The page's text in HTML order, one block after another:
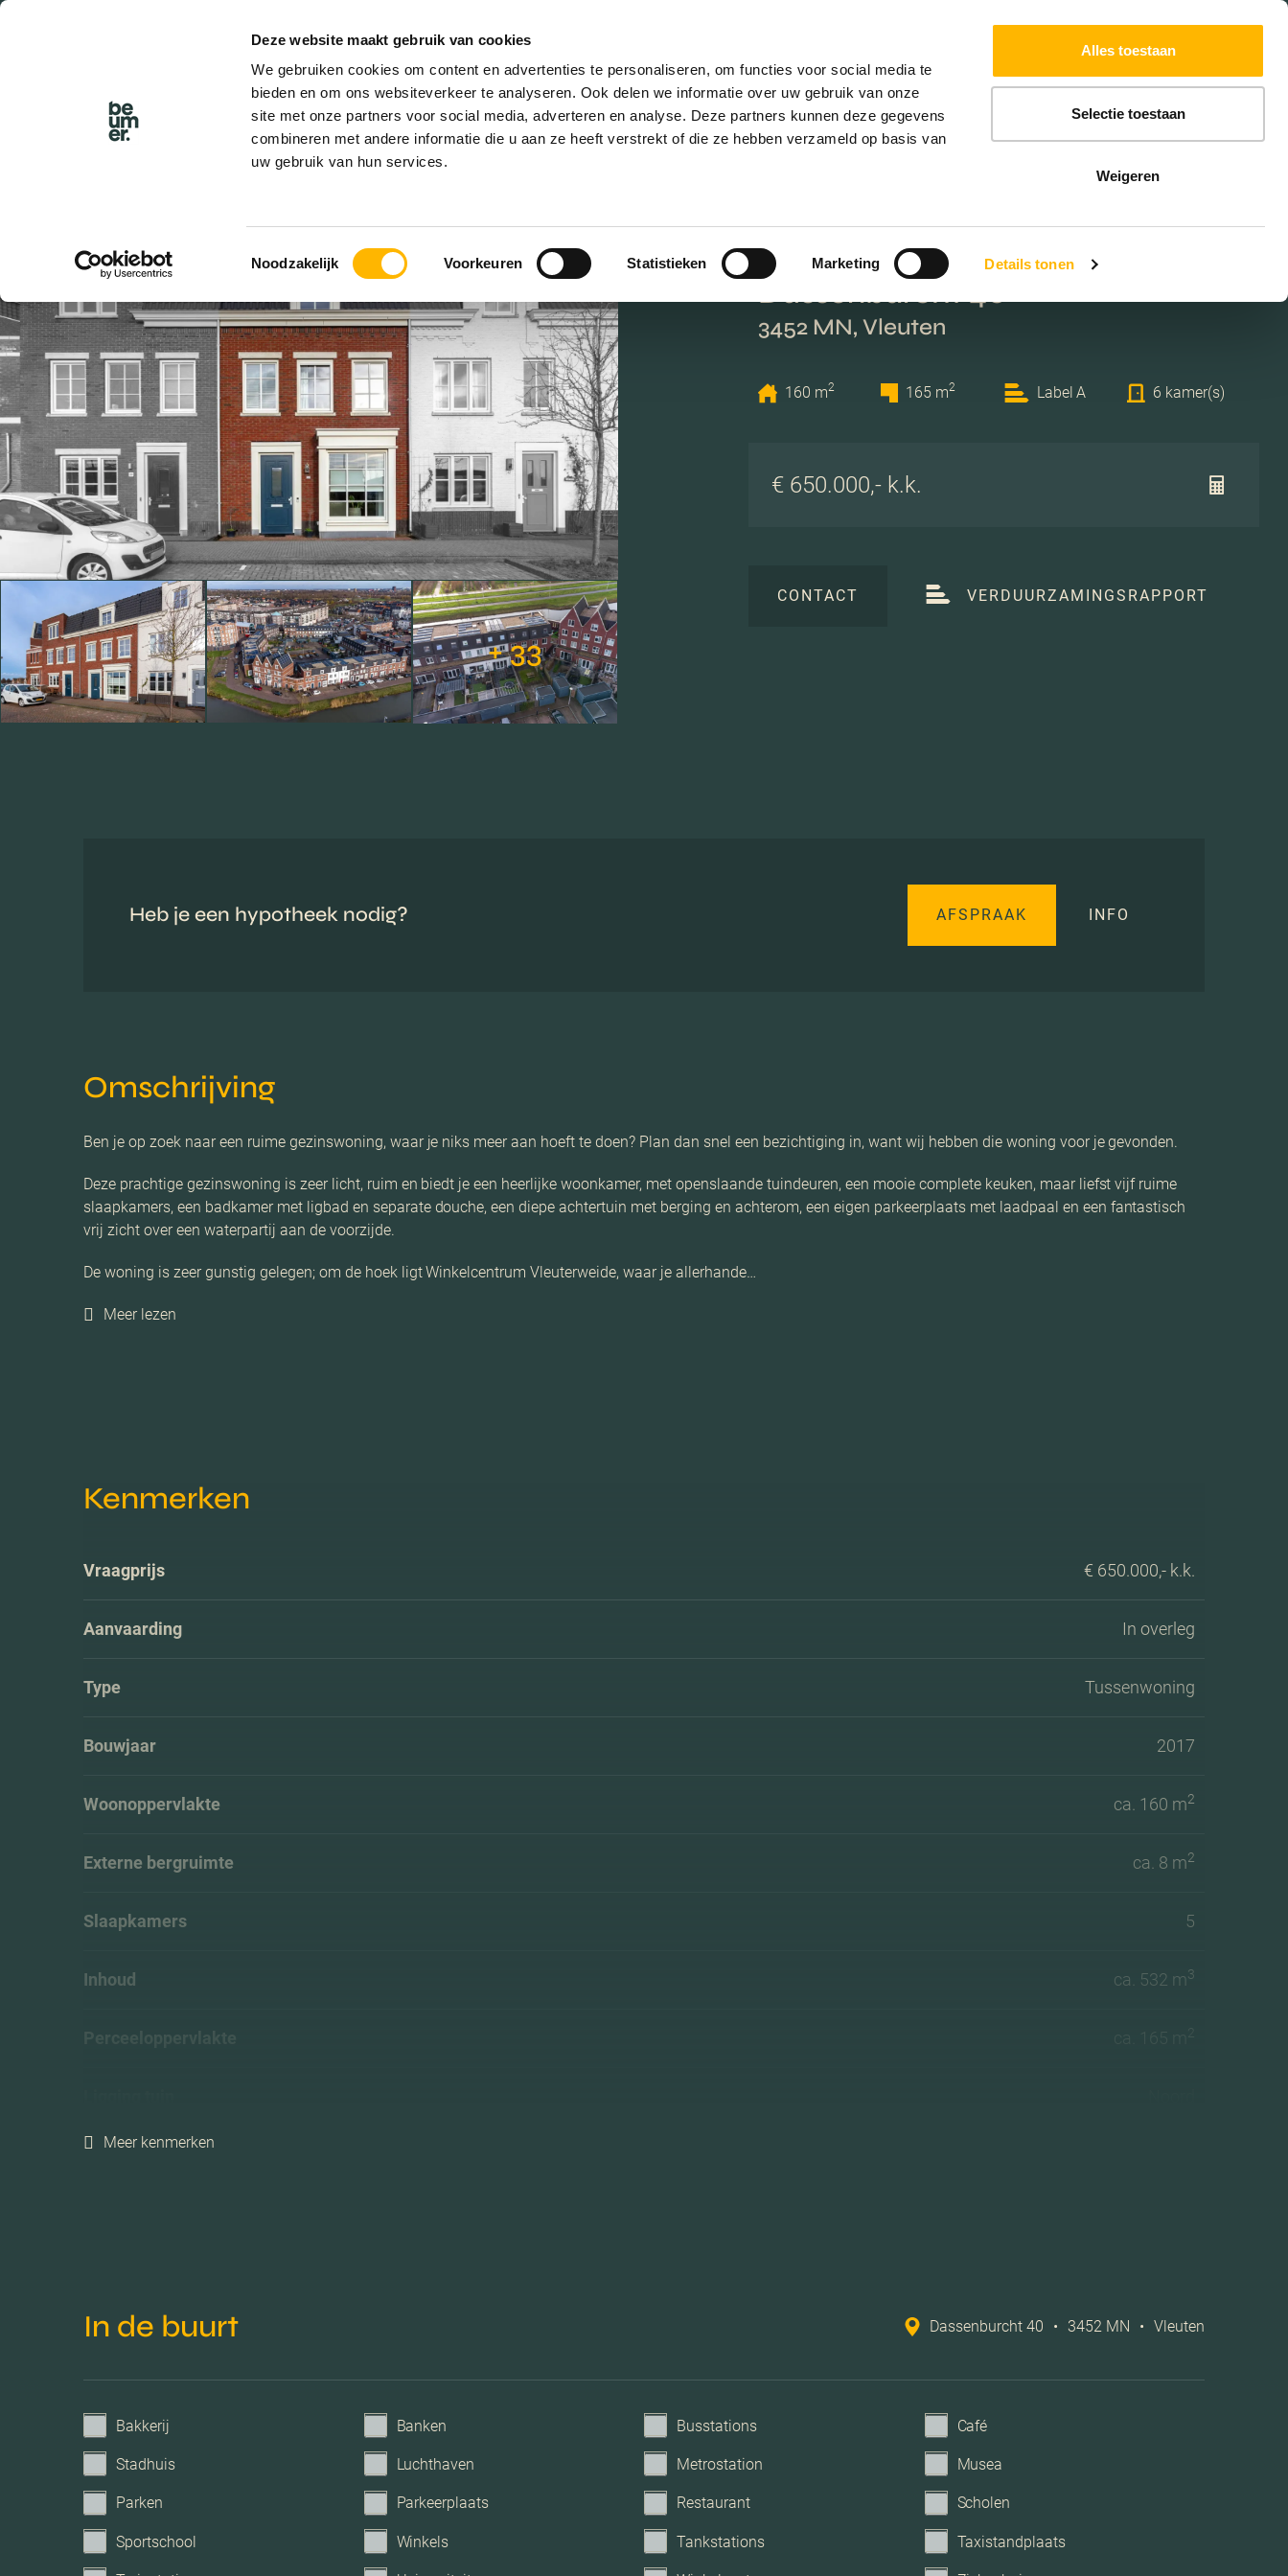
Deze website maakt gebruik van cookies
We gebruiken cookies om content en advertenties te personaliseren, om functies voor social media te
bieden en om ons websiteverkeer te analyseren. Ook delen we informatie over uw gebruik van onze
site met onze partners voor social media, adverteren en analyse. Deze partners kunnen deze gegevens
combineren met andere informatie die u aan ze heeft verstrekt of die ze hebben verzameld op basis van
uw gebruik van hun services.
Toestemmingsselectie
Noodzakelijk Voorkeuren Statistieken Marketing Details tonen
Alles toestaan
Selectie toestaan
Weigeren
EXTRA DIENSTEN
+ 33
Dassenburcht 40
3452 MN, Vleuten
160 m2 165 m2 Label A 6 kamer(s)
€ 650.000,- k.k.
CONTACT VERDUURZAMINGSRAPPORT
Heb je een hypotheek nodig? AFSPRAAK INFO
Omschrijving
Ben je op zoek naar een ruime gezinswoning, waar je niks meer aan hoeft te doen? Plan dan snel een bezichtiging in, want wij hebben die woning voor je gevonden.
Deze prachtige gezinswoning is zeer licht, ruim en biedt je een heerlijke woonkamer, met openslaande tuindeuren, een mooie complete keuken, maar liefst vijf ruime
slaapkamers, een badkamer met ligbad en separate douche, een diepe achtertuin met berging en achterom, een eigen parkeerplaats met laadpaal en een fantastisch
vrij zicht over een waterpartij aan de voorzijde.
De woning is zeer gunstig gelegen; om de hoek ligt Winkelcentrum Vleuterweide, waar je allerhande…
Meer lezen
Kenmerken
Vraagprijs € 650.000,- k.k.
Aanvaarding In overleg
Type Tussenwoning
Bouwjaar 2017
Woonoppervlakte ca. 160 m2
Externe bergruimte ca. 8 m2
Slaapkamers 5
Inhoud ca. 532 m3
Perceeloppervlakte ca. 165 m
Energielabel
Voorzieningen
Mechanische ventilatie, tv kabel, dakraam, glasvezel kabel, zonnepanelen,
Parkeerfaciliteiten Openbaar parkeren, op eigen terrein, op afgesloten terrein
Garage
Meer kenmerken
In de buurt Dassenburcht 40 • 3452 MN • Vleuten
Bakkerij Banken Busstations Café
Stadhuis Luchthaven Metrostation Musea
Parken Parkeerplaats Restaurant Scholen
Sportschool Winkels Tankstations Taxistandplaats